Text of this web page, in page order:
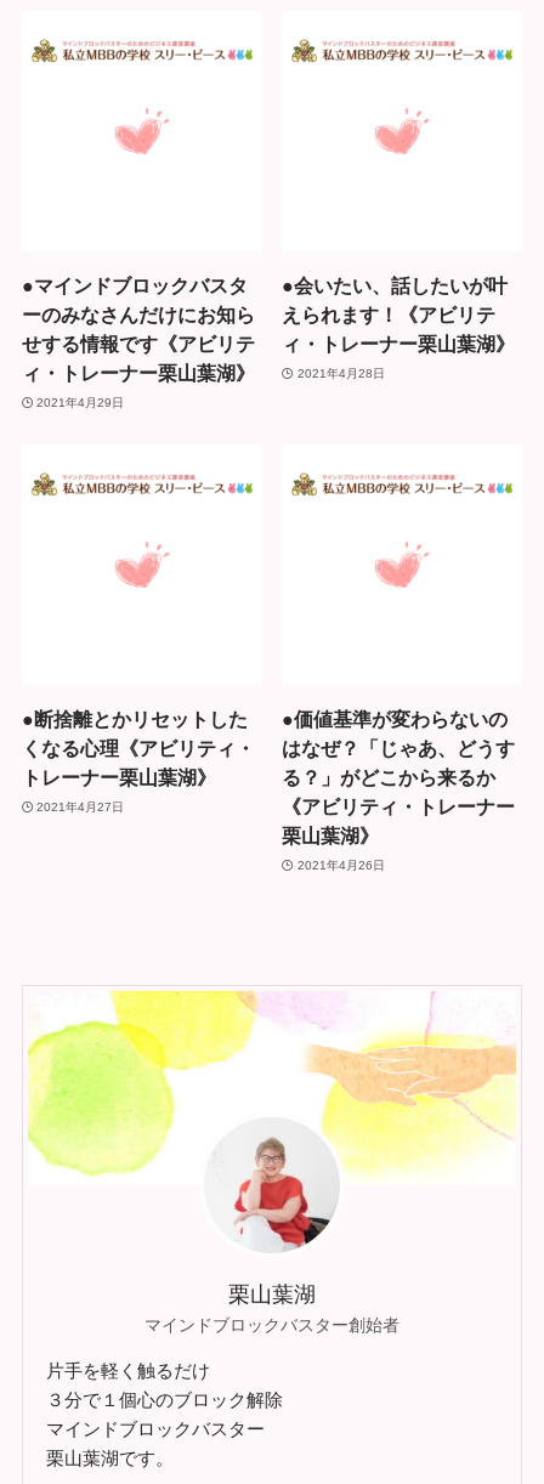
●マインドブロックバスタ
ーのみなさんだけにお知ら
せする情報です《アビリテ
ィ・トレーナー栗山葉湖》
2021年4月29日
●会いたい、話したいが叶
えられます！《アビリテ
ィ・トレーナー栗山葉湖》
2021年4月28日
●断捨離とかリセットした
くなる心理《アビリティ・
トレーナー栗山葉湖》
2021年4月27日
●価値基準が変わらないの
はなぜ？「じゃあ、どうす
る？」がどこから来るか
《アビリティ・トレーナー
栗山葉湖》
2021年4月26日
栗山葉湖
マインドブロックバスター創始者
片手を軽く触るだけ
３分で１個心のブロック解除
マインドブロックバスター
栗山葉湖です。